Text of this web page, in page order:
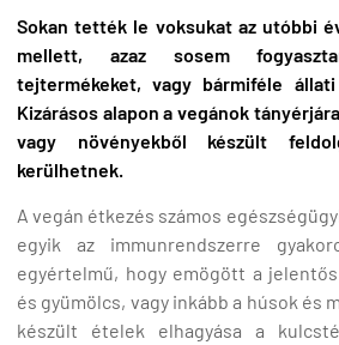
Sokan tették le voksukat az utóbbi
mellett, azaz sosem
tejtermékeket, vagy bármiféle
Kizárásos alapon a vegánok
vagy növényekből készült
kerülhetnek.
A vegán étkezés számos
egyik az immunrendszerre
egyértelmű, hogy emögött a
és gyümölcs, vagy inkább a húsok és
készült ételek elhagyása a